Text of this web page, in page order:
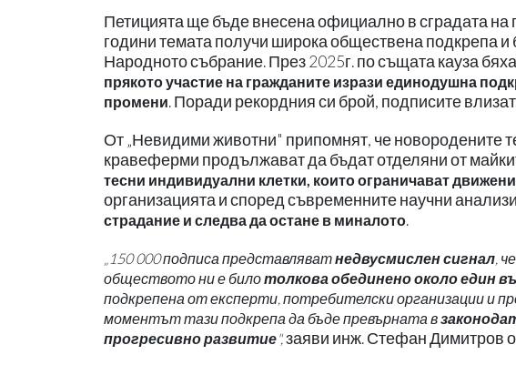
Петицията ще бъде внесена официално в сградата на
години темата получи широка обществена подкрепа
Народното събрание. През 2025г. по същата кауза
прякото участие на гражданите изрази единодушна
промени. Поради рекордния си брой, подписите
От „Невидими животни" припомнят, че новородените
кравеферми продължават да бъдат отделяни от
тесни индивидуални клетки, които ограничават
организацията и според съвременните научни
страдание и следва да остане в миналото.
„150 000 подписа представляватнедвусмислен сигнал,
обществото ни е билотолкова обединено около един
подкрепена от експерти, потребителски организации и
моментът тази подкрепа да бъде превърната в
прогресивно развитие",заяви инж. Стефан Димитров